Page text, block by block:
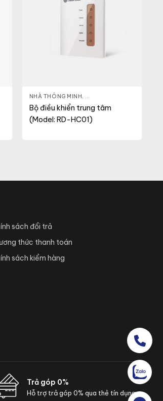
NHÀ THÔNG MINH, THIẾT BỊ TRUNG TÂM
Bộ điều khiển trung tâm
(Model: RD-HC01)
sách đổi trả
thức thanh toán
sách kiểm hàng
Trả góp 0%
Hỗ trợ trả góp 0% qua thẻ tín dụng